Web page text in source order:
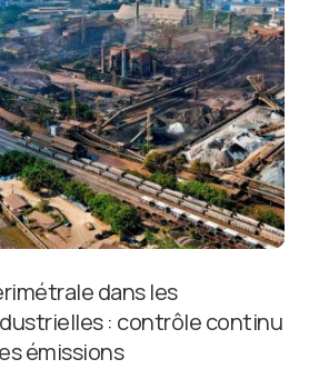
dans les
: contrôle continu
émissions